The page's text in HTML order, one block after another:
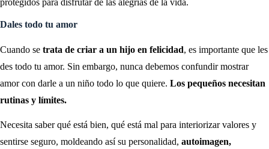
protegidos para disfrutar de las alegrías de la vida.
Dales todo tu amor
Cuando se trata de criar a un hijo en felicidad, es importante que les
des todo tu amor. Sin embargo, nunca debemos confundir mostrar
amor con darle a un niño todo lo que quiere. Los pequeños necesitan
rutinas y límites.
Necesita saber qué está bien, qué está mal para interiorizar valores y
sentirse seguro, moldeando así su personalidad, autoimagen,